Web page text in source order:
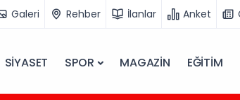
Galeri Rehber İlanlar Anket
SİYASET SPOR MAGAZİN EĞİTİM